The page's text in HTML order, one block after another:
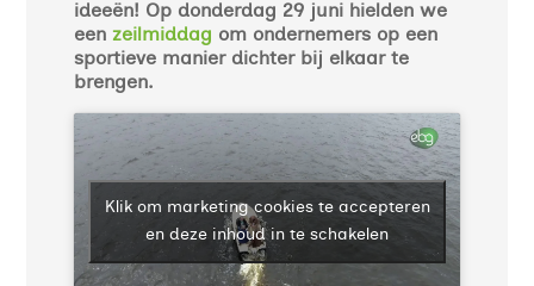
ideeën! Op donderdag 29 juni hielden we
eenzeilmiddag om ondernemers op een
sportieve manier dichter bij elkaar te
brengen.
Klik om marketing cookies te accepteren
en deze inhoud in te schakelen